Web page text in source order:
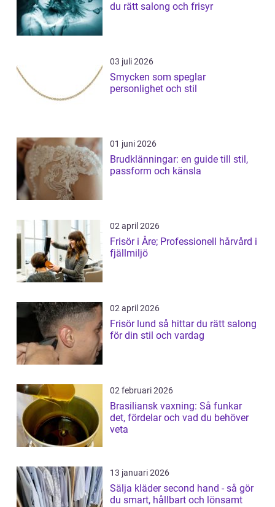
du rätt salong och frisyr
03 juli 2026
Smycken som speglar
personlighet och stil
01 juni 2026
Brudklänningar: en guide till stil,
passform och känsla
02 april 2026
Frisör i Åre; Professionell hårvård i
fjällmiljö
02 april 2026
Frisör lund så hittar du rätt salong
för din stil och vardag
02 februari 2026
Brasiliansk vaxning: Så funkar
det, fördelar och vad du behöver
veta
13 januari 2026
Sälja kläder second hand - så gör
du smart, hållbart och lönsamt